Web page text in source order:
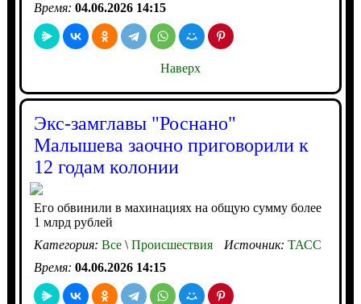
Время: 04.06.2026 14:15
Наверх
Экс-замглавы "Роснано"
Малышева заочно приговорили к
12 годам колонии
Его обвинили в махинациях на общую сумму более
1 млрд рублей
Категория: Все\Происшествия Источник: ТАСС
Время: 04.06.2026 14:15